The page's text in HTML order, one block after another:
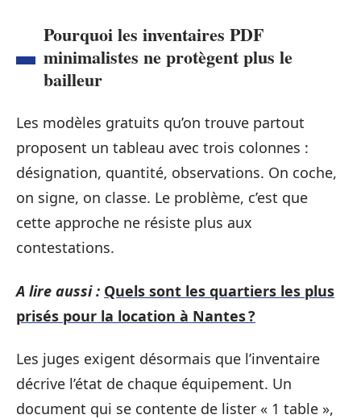
Pourquoi les inventaires PDF
minimalistes ne protègent plus le
bailleur
Les modèles gratuits qu’on trouve partout
proposent un tableau avec trois colonnes :
désignation, quantité, observations. On coche,
on signe, on classe. Le problème, c’est que
cette approche ne résiste plus aux
contestations.
A lire aussi : Quels sont les quartiers les plus
prisés pour la location à Nantes ?
Les juges exigent désormais que l’inventaire
décrive l’état de chaque équipement. Un
document qui se contente de lister « 1 table »,